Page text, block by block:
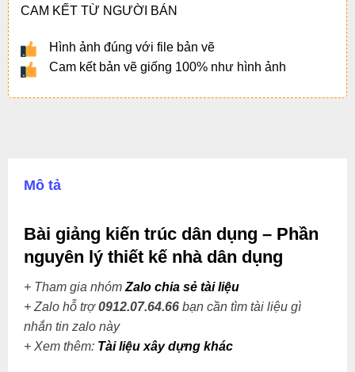
CAM KẾT TỪ NGƯỜI BÁN
Hình ảnh đúng với file bản vẽ
Cam kết bản vẽ giống 100% như hình ảnh
Mô tả
Bài giảng kiến trúc dân dụng – Phần
nguyên lý thiết kế nhà dân dụng
+ Tham gia nhóm Zalo chia sẻ tài liệu
+ Zalo hỗ trợ0912.07.64.66bạn cần tìm tài liệu gì
nhắn tin zalo này
+ Xem thêm: Tài liệu xây dựng khác